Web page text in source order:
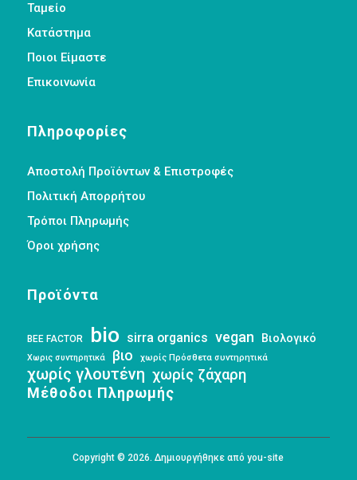
Ταμείο
Κατάστημα
Ποιοι Είμαστε
Επικοινωνία
Πληροφορίες
Αποστολή Προϊόντων & Επιστροφές
Πολιτική Απορρήτου
Τρόποι Πληρωμής
Όροι χρήσης
Προϊόντα
BEE FACTOR bio sirra organics vegan Βιολογικό
Χωρις συντηρητικά βιο χωρίς Πρόσθετα συντηρητικά
χωρίς γλουτένη χωρίς ζάχαρη
Μέθοδοι Πληρωμής
Copyright © 2026. Δημιουργήθηκε από you-site